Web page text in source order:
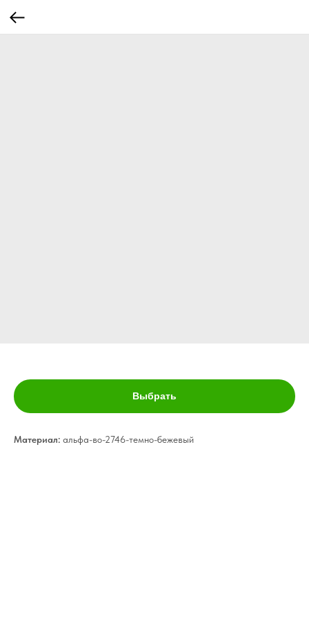
Выбрать
Материал: альфа-во-2746-темно-бежевый